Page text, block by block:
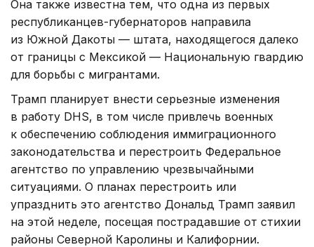
Она также известна тем, что одна из первых
республиканцев-губернаторов направила
из Южной Дакоты — штата, находящегося далеко
от границы с Мексикой — Национальную гвардию
для борьбы с мигрантами.
Трамп планирует внести серьезные изменения
в работу DHS, в том числе привлечь военных
к обеспечению соблюдения иммиграционного
законодательства и перестроить Федеральное
агентство по управлению чрезвычайными
ситуациями. О планах перестроить или
упразднить это агентство Дональд Трамп заявил
на этой неделе, посещая пострадавшие от стихии
районы Северной Каролины и Калифорнии.